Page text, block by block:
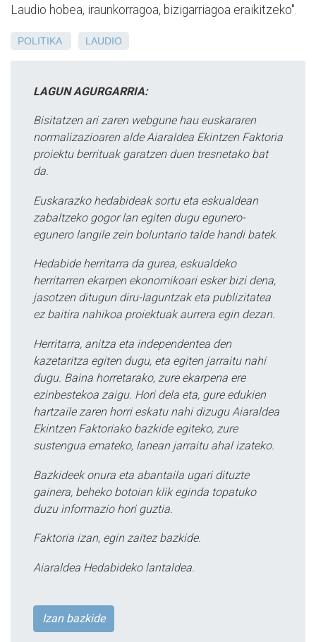
Laudio hobea, iraunkorragoa, bizigarriagoa eraikitzeko".
POLITIKA LAUDIO
LAGUN AGURGARRIA:
Bisitatzen ari zaren webgune hau euskararen
normalizazioaren alde Aiaraldea Ekintzen Faktoria
proiektu berrituak garatzen duen tresnetako bat
da.
Euskarazko hedabideak sortu eta eskualdean
zabaltzeko gogor lan egiten dugu egunero-
egunero langile zein boluntario talde handi batek.
Hedabide herritarra da gurea, eskualdeko
herritarren ekarpen ekonomikoari esker bizi dena,
jasotzen ditugun diru-laguntzak eta publizitatea
ez baitira nahikoa proiektuak aurrera egin dezan.
Herritarra, anitza eta independentea den
kazetaritza egiten dugu, eta egiten jarraitu nahi
dugu. Baina horretarako, zure ekarpena ere
ezinbestekoa zaigu. Hori dela eta, gure edukien
hartzaile zaren horri eskatu nahi dizugu Aiaraldea
Ekintzen Faktoriako bazkide egiteko, zure
sustengua emateko, lanean jarraitu ahal izateko.
Bazkideek onura eta abantaila ugari dituzte
gainera, beheko botoian klik eginda topatuko
duzu informazio hori guztia.
Faktoria izan, egin zaitez bazkide.
Aiaraldea Hedabideko lantaldea.
Izan bazkide